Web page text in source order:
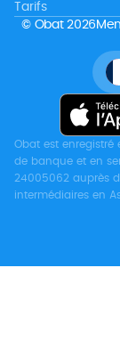
Tarifs
© Obat 2026
Obat est
de banque et en
24005062 auprès
intermédiaires en